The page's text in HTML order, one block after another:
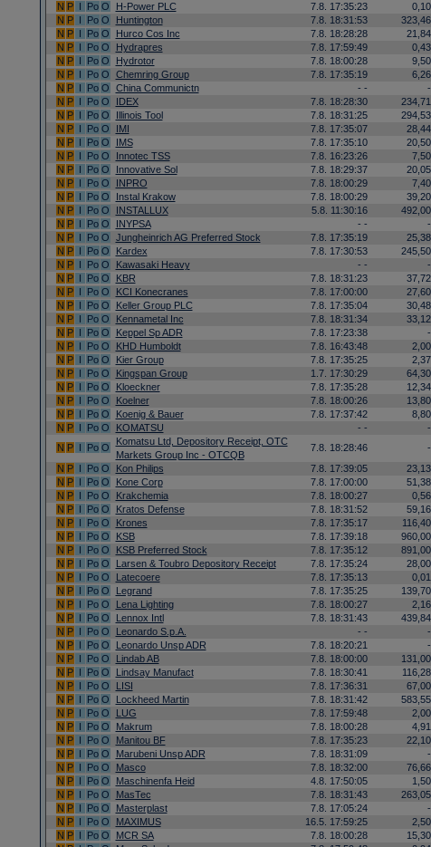
N P I Po O H-Power PLC 7.8. 17:35:23 0,10
N P I Po O Huntington 7.8. 18:31:53 323,46
N P I Po O Hurco Cos Inc 7.8. 18:28:28 21,84
N P I Po O Hydrapres 7.8. 17:59:49 0,43
N P I Po O Hydrotor 7.8. 18:00:28 9,50
N P I Po O Chemring Group 7.8. 17:35:19 6,26
N P I Po O China Communictn - - -
N P I Po O IDEX 7.8. 18:28:30 234,71
N P I Po O Illinois Tool 7.8. 18:31:25 294,53
N P I Po O IMI 7.8. 17:35:07 28,44
N P I Po O IMS 7.8. 17:35:10 20,50
N P I Po O Innotec TSS 7.8. 16:23:26 7,50
N P I Po O Innovative Sol 7.8. 18:29:37 20,05
N P I Po O INPRO 7.8. 18:00:29 7,40
N P I Po O Instal Krakow 7.8. 18:00:29 39,20
N P I Po O INSTALLUX 5.8. 11:30:16 492,00
N P I Po O INYPSA - - -
N P I Po O Jungheinrich AG Preferred Stock 7.8. 17:35:19 25,38
N P I Po O Kardex 7.8. 17:30:53 245,50
N P I Po O Kawasaki Heavy - - -
N P I Po O KBR 7.8. 18:31:23 37,72
N P I Po O KCI Konecranes 7.8. 17:00:00 27,60
N P I Po O Keller Group PLC 7.8. 17:35:04 30,48
N P I Po O Kennametal Inc 7.8. 18:31:34 33,12
N P I Po O Keppel Sp ADR 7.8. 17:23:38 -
N P I Po O KHD Humboldt 7.8. 16:43:48 2,00
N P I Po O Kier Group 7.8. 17:35:25 2,37
N P I Po O Kingspan Group 1.7. 17:30:29 64,30
N P I Po O Kloeckner 7.8. 17:35:28 12,34
N P I Po O Koelner 7.8. 18:00:26 13,80
N P I Po O Koenig & Bauer 7.8. 17:37:42 8,80
N P I Po O KOMATSU - - -
N P I Po O
Komatsu Ltd, Depository Receipt, OTC
Markets Group Inc - OTCQB
7.8. 18:28:46 -
N P I Po O Kon Philips 7.8. 17:39:05 23,13
N P I Po O Kone Corp 7.8. 17:00:00 51,38
N P I Po O Krakchemia 7.8. 18:00:27 0,56
N P I Po O Kratos Defense 7.8. 18:31:52 59,16
N P I Po O Krones 7.8. 17:35:17 116,40
N P I Po O KSB 7.8. 17:39:18 960,00
N P I Po O KSB Preferred Stock 7.8. 17:35:12 891,00
N P I Po O Larsen & Toubro Depository Receipt 7.8. 17:35:24 28,00
N P I Po O Latecoere 7.8. 17:35:13 0,01
N P I Po O Legrand 7.8. 17:35:25 139,70
N P I Po O Lena Lighting 7.8. 18:00:27 2,16
N P I Po O Lennox Intl 7.8. 18:31:43 439,84
N P I Po O Leonardo S.p.A. - - -
N P I Po O Leonardo Unsp ADR 7.8. 18:20:21 -
N P I Po O Lindab AB 7.8. 18:00:00 131,00
N P I Po O Lindsay Manufact 7.8. 18:30:41 116,28
N P I Po O LISI 7.8. 17:36:31 67,00
N P I Po O Lockheed Martin 7.8. 18:31:42 583,55
N P I Po O LUG 7.8. 17:59:48 2,00
N P I Po O Makrum 7.8. 18:00:28 4,91
N P I Po O Manitou BF 7.8. 17:35:23 22,10
N P I Po O Marubeni Unsp ADR 7.8. 18:31:09 -
N P I Po O Masco 7.8. 18:32:00 76,66
N P I Po O Maschinenfa Heid 4.8. 17:50:05 1,50
N P I Po O MasTec 7.8. 18:31:43 263,05
N P I Po O Masterplast 7.8. 17:05:24 -
N P I Po O MAXIMUS 16.5. 17:59:25 2,50
N P I Po O MCR SA 7.8. 18:00:28 15,30